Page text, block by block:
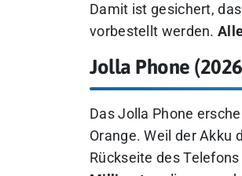
Damit ist gesichert,
vorbestellt werden.
Jolla Phone
Das Jolla Phone
Orange. Weil der Akku
Rückseite des